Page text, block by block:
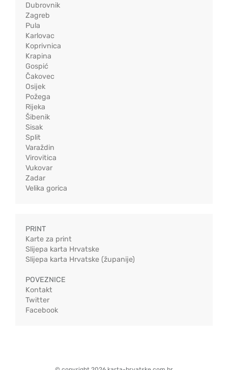
Dubrovnik
Zagreb
Pula
Karlovac
Koprivnica
Krapina
Gospić
Čakovec
Osijek
Požega
Rijeka
Šibenik
Sisak
Split
Varaždin
Virovitica
Vukovar
Zadar
Velika gorica
PRINT
Karte za print
Slijepa karta Hrvatske
Slijepa karta Hrvatske (županije)
POVEZNICE
Kontakt
Twitter
Facebook